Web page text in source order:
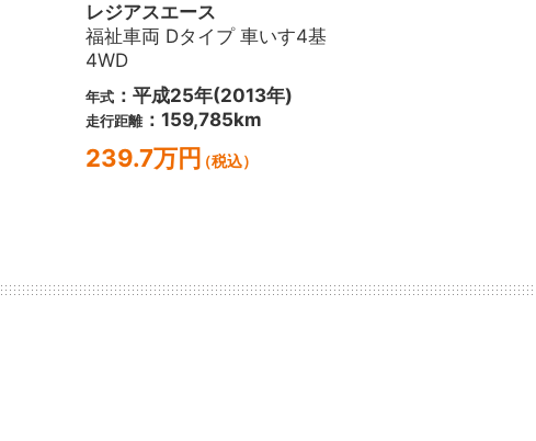
レジアスエース
福祉車両 Dタイプ 車いす4基
4WD
年式：平成25年(2013年)
走行距離：159,785km
239.7万円（税込）